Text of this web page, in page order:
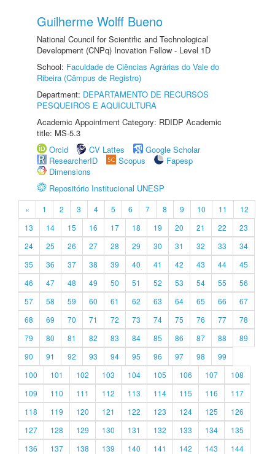
Guilherme Wolff Bueno
National Council for Scientific and Technological
Development (CNPq) Inovation Fellow - Level 1D
School: Faculdade de Ciências Agrárias do Vale do
Ribeira (Câmpus de Registro)
Department: DEPARTAMENTO DE RECURSOS
PESQUEIROS E AQUICULTURA
Academic Appointment Category: RDIDP Academic
title: MS-5.3
Orcid
CV Lattes
Google Scholar
ResearcherID
Scopus
Fapesp
Dimensions
Repositório Institucional UNESP
« 1 2 3 4 5 6 7 8 9 10 11
12
13
14 15 16 17 18 19 20 21 22
23
24
25 26 27 28 29 30 31 32 33
34
35
36 37 38 39 40 41 42 43 44
45
46
47 48 49 50 51 52 53 54 55
56
57
58 59 60 61 62 63 64 65 66
67
68
69 70 71 72 73 74 75 76 77
78
79
80 81 82 83 84 85 86 87 88
89
90
91 92 93 94 95 96 97 98
99
100
101 102 103 104 105 106 107
108
109
110 111 112 113 114 115 116
117
118
119 120 121 122 123 124 125
126
127
128 129 130 131 132 133 134
135
136
137 138 139 140 141 142 143
144